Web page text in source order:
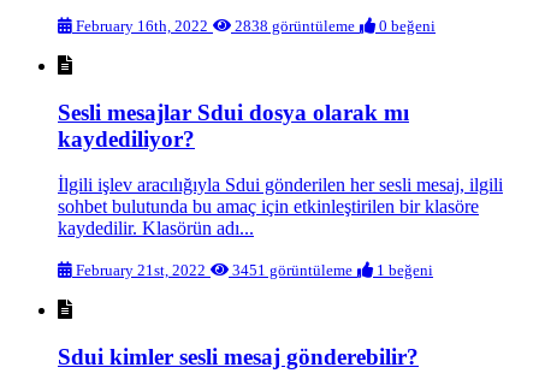
February 16th, 2022 2838 görüntüleme 0 beğeni
Sesli mesajlar Sdui dosya olarak mı
kaydediliyor?
İlgili işlev aracılığıyla Sdui gönderilen her sesli mesaj, ilgili
sohbet bulutunda bu amaç için etkinleştirilen bir klasöre
kaydedilir. Klasörün adı...
February 21st, 2022 3451 görüntüleme 1 beğeni
Sdui kimler sesli mesaj gönderebilir?